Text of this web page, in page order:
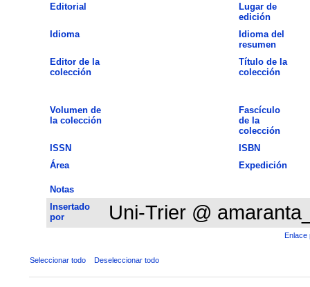
Editorial
Lugar de
edición
Idioma
Idioma del
resumen
Editor de la
colección
Título de la
colección
Volumen de
la colección
Fascículo
de la
colección
ISSN
ISBN
Área
Expedición
Notas
Insertado
por
Uni-Trier @
Enlace
Seleccionar todo Deseleccionar todo